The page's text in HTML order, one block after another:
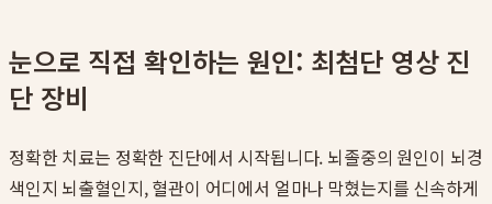
눈으로 직접 확인하는 원인: 최첨단 영상 진
단 장비
정확한 치료는 정확한 진단에서 시작됩니다. 뇌졸중의 원인이 뇌경
색인지 뇌출혈인지, 혈관이 어디에서 얼마나 막혔는지를 신속하게